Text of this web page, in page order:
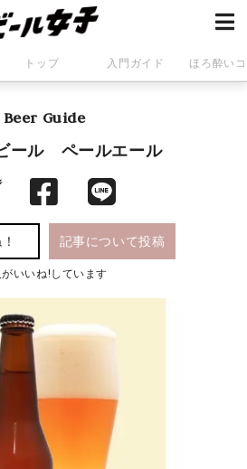
トップ 入門ガイド ほろ酔い
Beer Guide
ール ペールエール
記事について投稿
がいいね!しています